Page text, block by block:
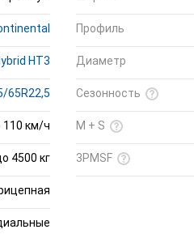
HT3
65R22,5
110 км/ч
4500 кг
Профиль
Диаметр
Сезонность
M + S
3PMSF